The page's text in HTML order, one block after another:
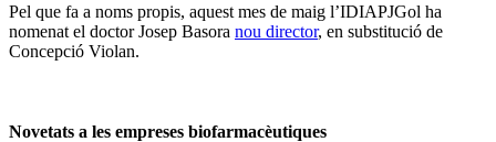
Pel que fa a noms propis, aquest mes de maig l’IDIAPJGol ha
nomenat el doctor Josep Basora nou director, en substitució de
Concepció Violan.
Novetats a les empreses biofarmacèutiques